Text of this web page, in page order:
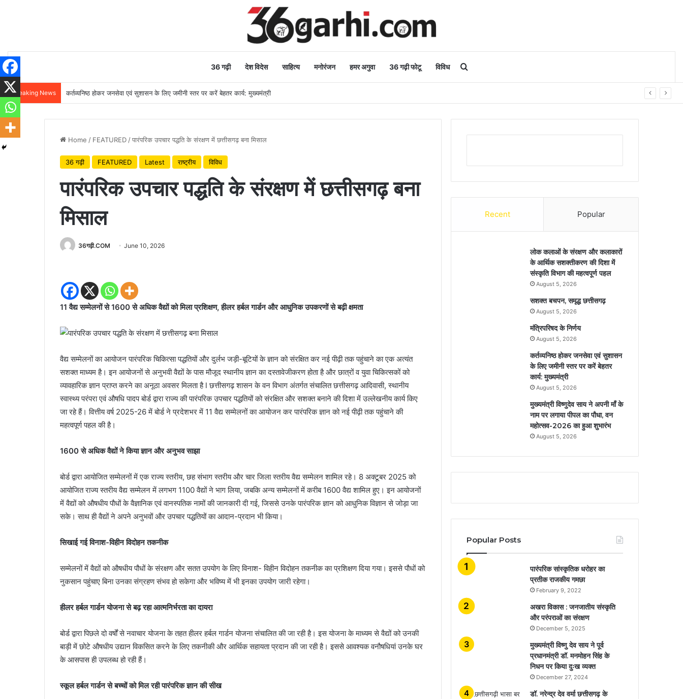
36 गढ़ी देश विदेस साहित्य मनोरंजन हमर अगुवा 36 गढ़ी फोटू विविध
Breaking News कर्तव्यनिष्ठ होकर जनसेवा एवं सुशासन के लिए जमीनी स्तर पर करें बेहतर कार्य: मुख्यमंत्री
Home / FEATURED /पारंपरिक उपचार पद्धति के संरक्षण में छत्तीसगढ़ बना मिसाल
36 गढ़ी FEATURED Latest राष्ट्रीय विविध
पारंपरिक उपचार पद्धति के संरक्षण में छत्तीसगढ़ बना
मिसाल
36गढ़ी.COM June 10, 2026
11 वैद्य सम्मेलनों से 1600 से अधिक वैद्यों को मिला प्रशिक्षण, हीलर हर्बल गार्डन और आधुनिक उपकरणों से बढ़ी क्षमता
वैद्य सम्मेलनों का आयोजन पारंपरिक चिकित्सा पद्धतियों और दुर्लभ जड़ी-बूटियों के ज्ञान को संरक्षित कर नई पीढ़ी तक पहुंचाने का एक अत्यंत
सशक्त माध्यम है। इन आयोजनों से अनुभवी वैद्यों के पास मौजूद स्थानीय ज्ञान का दस्तावेजीकरण होता है और छात्रों व युवा चिकित्सकों को
व्यावहारिक ज्ञान प्राप्त करने का अनूठा अवसर मिलता है l छत्तीसगढ़ शासन के वन विभाग अंतर्गत संचालित छत्तीसगढ़ आदिवासी, स्थानीय
स्वास्थ्य परंपरा एवं औषधि पादप बोर्ड द्वारा राज्य की पारंपरिक उपचार पद्धतियों को संरक्षित और सशक्त बनाने की दिशा में उल्लेखनीय कार्य किए
जा रहे हैं। वित्तीय वर्ष 2025-26 में बोर्ड ने प्रदेशभर में 11 वैद्य सम्मेलनों का आयोजन कर पारंपरिक ज्ञान को नई पीढ़ी तक पहुंचाने की
महत्वपूर्ण पहल की है।
1600 से अधिक वैद्यों ने किया ज्ञान और अनुभव साझा
बोर्ड द्वारा आयोजित सम्मेलनों में एक राज्य स्तरीय, छह संभाग स्तरीय और चार जिला स्तरीय वैद्य सम्मेलन शामिल रहे। 8 अक्टूबर 2025 को
आयोजित राज्य स्तरीय वैद्य सम्मेलन में लगभग 1100 वैद्यों ने भाग लिया, जबकि अन्य सम्मेलनों में करीब 1600 वैद्य शामिल हुए। इन आयोजनों
में वैद्यों को औषधीय पौधों के वैज्ञानिक एवं वानस्पतिक नामों की जानकारी दी गई, जिससे उनके पारंपरिक ज्ञान को आधुनिक विज्ञान से जोड़ा जा
सके। साथ ही वैद्यों ने अपने अनुभवों और उपचार पद्धतियों का आदान-प्रदान भी किया।
सिखाई गई विनाश-विहीन विदोहन तकनीक
सम्मेलनों में वैद्यों को औषधीय पौधों के संरक्षण और सतत उपयोग के लिए विनाश- विहीन विदोहन तकनीक का प्रशिक्षण दिया गया। इससे पौधों को
नुकसान पहुंचाए बिना उनका संग्रहण संभव हो सकेगा और भविष्य में भी इनका उपयोग जारी रहेगा।
हीलर हर्बल गार्डन योजना से बढ़ रहा आत्मनिर्भरता का दायरा
बोर्ड द्वारा पिछले दो वर्षों से नवाचार योजना के तहत हीलर हर्बल गार्डन योजना संचालित की जा रही है। इस योजना के माध्यम से वैद्यों को उनकी
बाड़ी में छोटे औषधीय उद्यान विकसित करने के लिए तकनीकी और आर्थिक सहायता प्रदान की जा रही है। इससे आवश्यक वनौषधियां उनके घर
के आसपास ही उपलब्ध हो रही हैं।
स्कूल हर्बल गार्डन से बच्चों को मिल रही पारंपरिक ज्ञान की सीख
Recent Popular
लोक कलाओं के संरक्षण और कलाकारों
के आर्थिक सशक्तीकरण की दिशा में
संस्कृति विभाग की महत्वपूर्ण पहल
August 5, 2026
सशक्त बचपन, समृद्ध छत्तीसगढ़
August 5, 2026
मंत्रिपरिषद के निर्णय
August 5, 2026
कर्तव्यनिष्ठ होकर जनसेवा एवं सुशासन
के लिए जमीनी स्तर पर करें बेहतर
कार्य: मुख्यमंत्री
August 5, 2026
मुख्यमंत्री विष्णुदेव साय ने अपनी माँ के
नाम पर लगाया पीपल का पौधा, वन
महोत्सव-2026 का हुआ शुभारंभ
August 5, 2026
Popular Posts
​​​​​​​पारंपरिक सांस्कृतिक धरोहर का
प्रतीक राजकीय गमछा
February 9, 2022
अखरा विकास : जनजातीय संस्कृति
और परंपराओं का संरक्षण
December 5, 2025
मुख्यमंत्री विष्णु देव साय ने पूर्व
प्रधानमंत्री डॉ. मनमोहन सिंह के
निधन पर किया दुःख व्यक्त
December 27, 2024
डॉ. नरेन्द्र देव वर्मा छत्तीसगढ़ के